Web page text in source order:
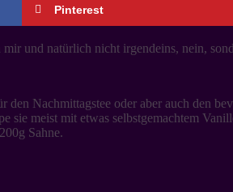
Pinterest
und natürlich nicht irgendeins, nein,
Nachmittagstee oder aber auch den
sie meist mit etwas selbstgemachtem
Sahne.